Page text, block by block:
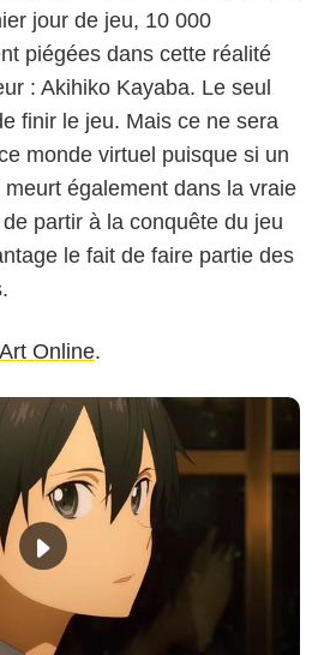
jour de jeu, 10 000
piégées dans cette réalité
: Akihiko Kayaba. Le seul
finir le jeu. Mais ce ne sera
monde virtuel puisque si un
également dans la vraie
partir à la conquête du jeu
le fait de faire partie des
Online.